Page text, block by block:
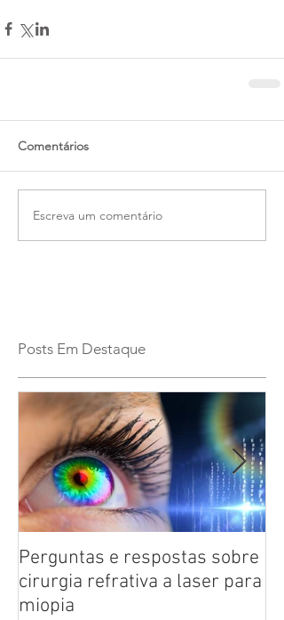
Comentários
Escreva um comentário
Posts Em Destaque
Perguntas e respostas sobre
cirurgia refrativa a laser para
miopia